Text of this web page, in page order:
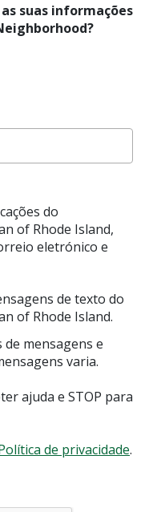
suas informações
do
of Rhode Island,
eletrónico e
de texto do
of Rhode Island.
mensagens e
varia.
ajuda e STOP para
de privacidade.